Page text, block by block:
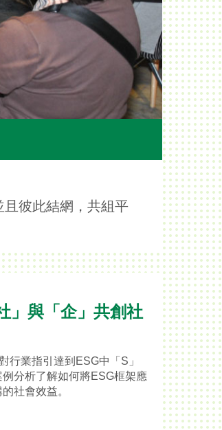
彼此結網，共組平
」與「企」共創社
行業指引達到ESG中「S」
分析了解如何將ESG框架應
社會效益。